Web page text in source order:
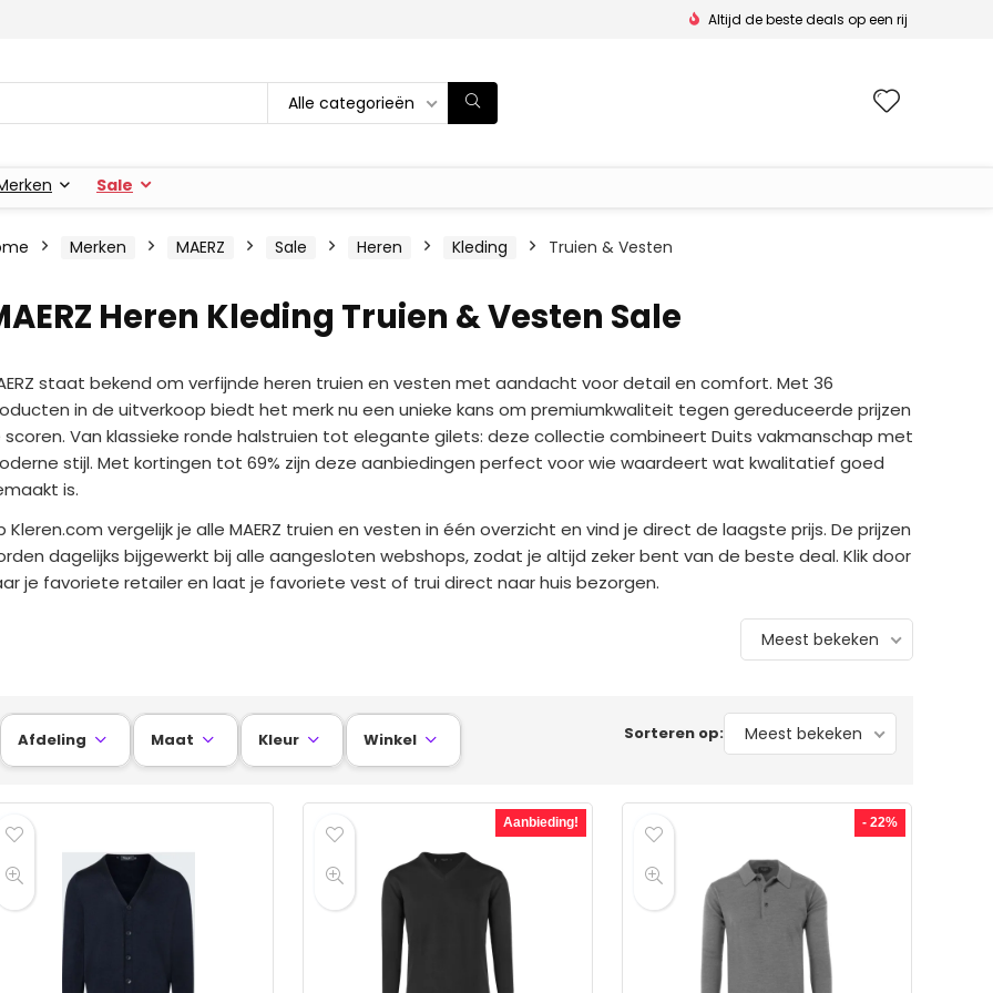
Altijd de beste deals op een rij
Alle categorieën
Sale
Merken MAERZ Sale Heren Kleding Truien & Vesten
Heren Kleding Truien & Vesten Sale
staat bekend om verfijnde heren truien en vesten met aandacht voor detail en comfort. Met 36
in de uitverkoop biedt het merk nu een unieke kans om premiumkwaliteit tegen gereduceerde prijzen
scoren. Van klassieke ronde halstruien tot elegante gilets: deze collectie combineert Duits vakmanschap met
stijl. Met kortingen tot 69% zijn deze aanbiedingen perfect voor wie waardeert wat kwalitatief goed
is.
Kleren.com vergelijk je alle MAERZ truien en vesten in één overzicht en vind je direct de laagste prijs. De prijzen
dagelijks bijgewerkt bij alle aangesloten webshops, zodat je altijd zeker bent van de beste deal. Klik door
je favoriete retailer en laat je favoriete vest of trui direct naar huis bezorgen.
Meest bekeken
Sorteren op: Meest bekeken
Afdeling  Maat  Kleur  Winkel 
Aanbieding! - 22%